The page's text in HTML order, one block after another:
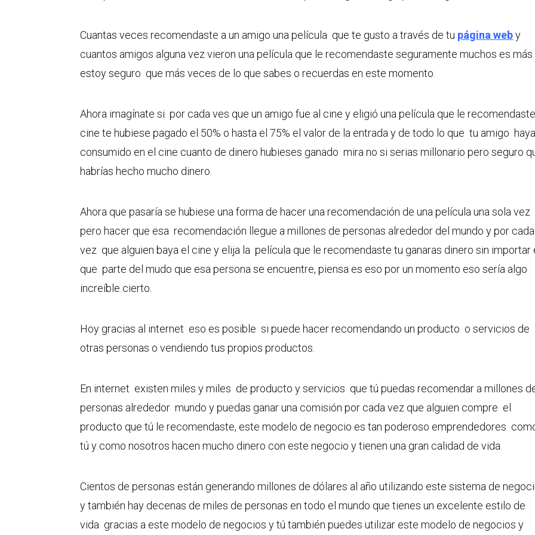
Cuantas veces recomendaste a un amigo una película que te gusto a través de tu página weby
cuantos amigos alguna vez vieron una película que le recomendaste seguramente muchos es más
estoy seguro que más veces de lo que sabes o recuerdas en este momento.
Ahora imagínate si por cada ves que un amigo fue al cine y eligió una película que le recomendaste
cine te hubiese pagado el 50% o hasta el 75% el valor de la entrada y de todo lo que tu amigo haya
consumido en el cine cuanto de dinero hubieses ganado mira no si serias millonario pero seguro
habrías hecho mucho dinero.
Ahora que pasaría se hubiese una forma de hacer una recomendación de una película una sola vez
pero hacer que esa recomendación llegue a millones de personas alrededor del mundo y por cada
vez que alguien baya el cine y elija la película que le recomendaste tu ganaras dinero sin importar
que parte del mudo que esa persona se encuentre, piensa es eso por un momento eso sería algo
increíble cierto.
Hoy gracias al internet eso es posible si puede hacer recomendando un producto o servicios de
otras personas o vendiendo tus propios productos.
En internet existen miles y miles de producto y servicios que tú puedas recomendar a millones
personas alrededor mundo y puedas ganar una comisión por cada vez que alguien compre el
producto que tú le recomendaste, este modelo de negocio es tan poderoso emprendedores
tú y como nosotros hacen mucho dinero con este negocio y tienen una gran calidad de vida.
Cientos de personas están generando millones de dólares al año utilizando este sistema de
y también hay decenas de miles de personas en todo el mundo que tienes un excelente estilo de
vida gracias a este modelo de negocios y tú también puedes utilizar este modelo de negocios y